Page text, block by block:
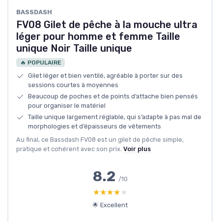
BASSDASH
FV08 Gilet de pêche à la mouche ultra
léger pour homme et femme Taille
unique Noir Taille unique
🔥 POPULAIRE
Gilet léger et bien ventilé, agréable à porter sur des
sessions courtes à moyennes
Beaucoup de poches et de points d’attache bien pensés
pour organiser le matériel
Taille unique largement réglable, qui s’adapte à pas mal de
morphologies et d’épaisseurs de vêtements
Au final, ce Bassdash FV08 est un gilet de pêche simple,
pratique et cohérent avec son prix. Voir plus
8.2 /10
★★★★★
★★★★★
🌟 Excellent